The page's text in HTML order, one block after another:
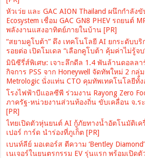
หัวเว่ย และ GAC AION Thailand ผนึกกำลัง
Ecosystem เชื่อม GAC GN8 PHEV รถยนต์
พลังงานแสงอาทิตย์ภายในบ้าน [PR]
“สยามคูโบต้า” ดึง เทคโนโลยี AI ยกระดับบ
รอยต่อ เปิดโมเดล “เลือกคูโบต้า คุ้มค่าไม่รู้จบ
มินิซีรี่ส์พิเศษ: เจาะลึกดีล 1.4 พันล้านดอลล
กิจการ PSS จาก Honeywell จัดทัพใหม่ 2 ก
Metrologic นั่งแท่น CTO คุมทัพเทคโนโลยีทั้ง
โรงไฟฟ้าบีแอลซีพี ร่วมงาน Rayong Zero
ภาครัฐ-หน่วยงานส่วนท้องถิ่น ขับเคลื่อน จ.ร
[PR]
ไทยเปิดตัวหุ่นยนต์ AI กู้ภัยทางน้ำอัตโนมัติเค
เปอร์ การ์ด นำร่องที่ภูเก็ต [PR]
เบนท์ลีย์ มอเตอร์ส ตีความ ‘Bentley
เนเจอร์ในยนตรกรรม EV รุ่นแรก พร้อมเปิด